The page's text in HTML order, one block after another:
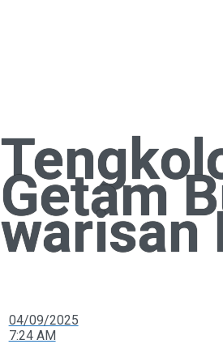
Getam
warisan
04/09/2025
7:24 AM